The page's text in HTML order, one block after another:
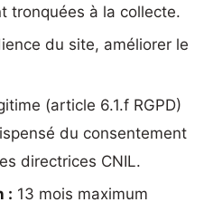
tronquées à la collecte.
du site, améliorer le
(article 6.1.f RGPD)
du consentement
directrices CNIL.
: 13 mois maximum